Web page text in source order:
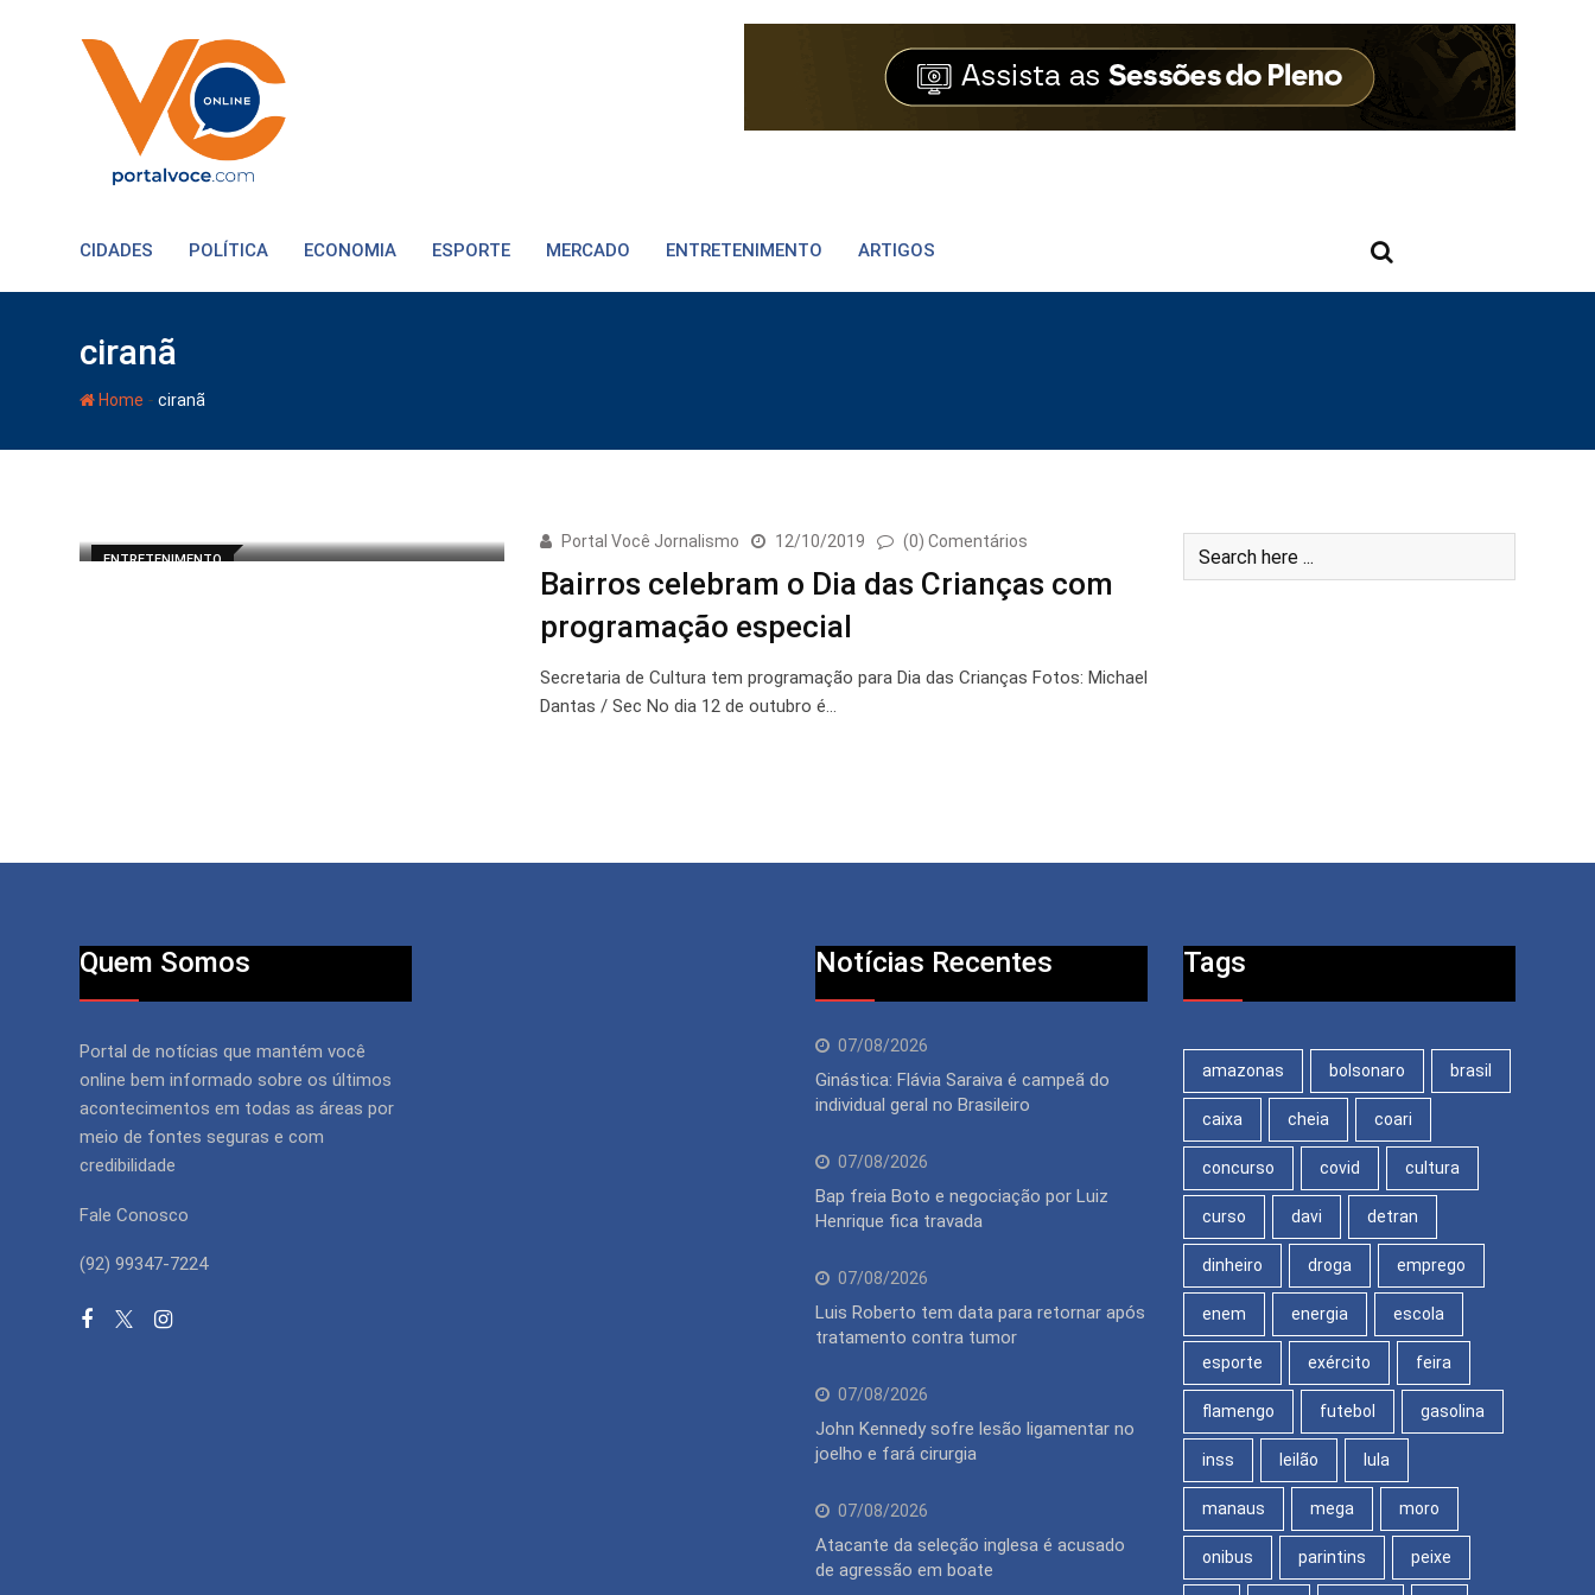
CIDADES POLÍTICA ECONOMIA ESPORTE MERCADO ENTRETENIMENTO ARTIGOS
ciranã
Home - ciranã
ENTRETENIMENTO
Portal Você Jornalismo 12/10/2019 (0) Comentários
Bairros celebram o Dia das Crianças com
programação especial
Secretaria de Cultura tem programação para Dia das Crianças Fotos: Michael
Dantas / Sec No dia 12 de outubro é…
Quem Somos
Portal de notícias que mantém você
online bem informado sobre os últimos
acontecimentos em todas as áreas por
meio de fontes seguras e com
credibilidade
Fale Conosco
(92) 99347-7224
Notícias Recentes
07/08/2026
Ginástica: Flávia Saraiva é campeã do
individual geral no Brasileiro
07/08/2026
Bap freia Boto e negociação por Luiz
Henrique fica travada
07/08/2026
Luis Roberto tem data para retornar após
tratamento contra tumor
07/08/2026
John Kennedy sofre lesão ligamentar no
joelho e fará cirurgia
07/08/2026
Atacante da seleção inglesa é acusado
de agressão em boate
Tags
amazonas bolsonaro brasil
caixa cheia coari
concurso covid cultura
curso davi detran
dinheiro droga emprego
enem energia escola
esporte exército feira
flamengo futebol gasolina
inss leilão lula
manaus mega moro
onibus parintins peixe